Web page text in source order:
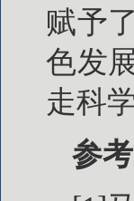
赋予
色发
走科
参